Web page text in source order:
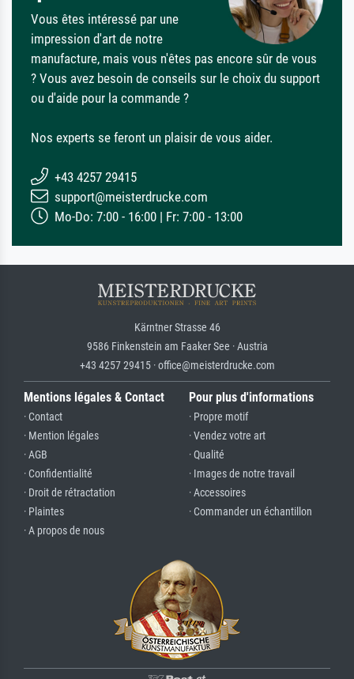
Vous êtes intéressé par une
impression d'art de notre
manufacture, mais vous n'êtes pas encore sûr de vous
? Vous avez besoin de conseils sur le choix du support
ou d'aide pour la commande ?
Nos experts se feront un plaisir de vous aider.
+43 4257 29415
support@meisterdrucke.com
Mo-Do: 7:00 - 16:00 | Fr: 7:00 - 13:00
Kärntner Strasse 46
9586 Finkenstein am Faaker See · Austria
+43 4257 29415 · office@meisterdrucke.com
Mentions légales & Contact
· Contact
· Mention légales
· AGB
· Confidentialité
· Droit de rétractation
· Plaintes
· A propos de nous
Pour plus d'informations
· Propre motif
· Vendez votre art
· Qualité
· Images de notre travail
· Accessoires
· Commander un échantillon